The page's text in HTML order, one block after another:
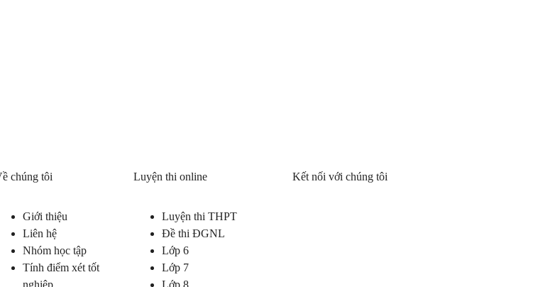
chúng tôi
Giới thiệu
Liên hệ
Nhóm học tập
Tính điểm xét tốt
nghiệp
Luyện thi online
Luyện thi THPT
Đề thi ĐGNL
Lớp 6
Lớp 7
Lớp 8
Kết nối với chúng tôi